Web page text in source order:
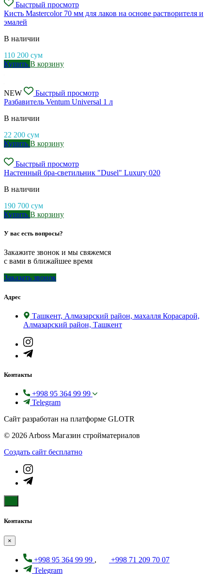
Быстрый просмотр
Кисть Mastercolor 70 мм для лаков на основе растворителя и
эмалей
В наличии
110 200 сум
Купить В корзину
NEW
Быстрый просмотр
Разбавитель Ventum Universal 1 л
В наличии
22 200 сум
Купить В корзину
Быстрый просмотр
Настенный бра-светильник "Dusel" Luxury 020
В наличии
190 700 сум
Купить В корзину
У вас есть вопросы?
Закажите звонок и мы свяжемся
с вами в ближайшее время
Заказать звонок
Адрес
Ташкент, Алмазарский район, махалля Корасарой,
Алмазарский район, Ташкент
Контакты
+998 95 364 99 99
Telegram
Сайт разработан на платформе GLOTR
© 2026 Arboss Магазин стройматериалов
Создать cайт бесплатно
Контакты
×
+998 95 364 99 99 ,
+998 71 209 70 07
Telegram